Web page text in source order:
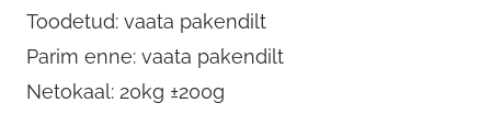
Toodetud: vaata pakendilt
Parim enne: vaata pakendilt
Netokaal: 20kg ±200g